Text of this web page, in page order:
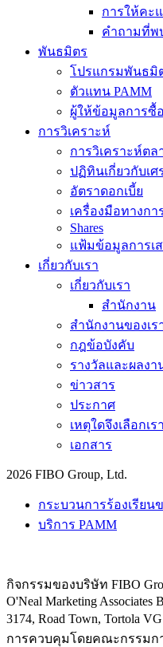
การให้ค
คำถามที่พ
พันธมิตร
โปรแกรมพันธมิ
ตัวแทน PAMM
ผู้ให้ข้อมูลการซื้
การวิเคราะห์
การวิเคราะห์ตล
ปฏิทินเกี่ยวกับเศ
อัตราดอกเบี้ย
เครื่องมือทางกา
Shares
แฟ้มข้อมูลการเ
เกี่ยวกับเรา
เกี่ยวกับเรา
สำนักงาน
สำนักงานของเร
กฎข้อบังคับ
รางวัลและผลงา
ข่าวสาร
ประกาศ
เหตุใดจึงเลือกเรา
เอกสาร
2026 FIBO Group, Ltd.
กระบวนการร้องเรียน
บริการ PAMM
กิจกรรมของบริษัท FIBO
O'Neal Marketing Associates
3174, Road Town, Tortola
การควบคุมโดยคณะกรรมก